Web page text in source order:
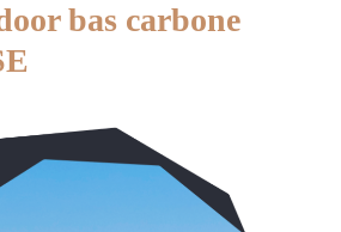
bas carbone